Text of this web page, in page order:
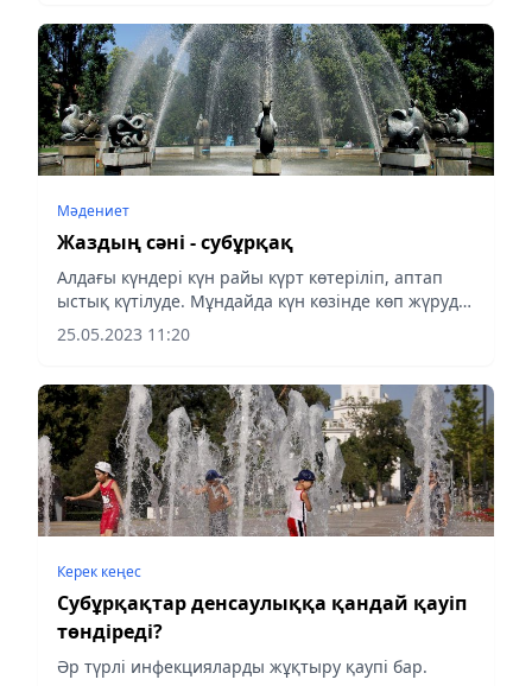
Мәдениет
Алдағы күндері күн райы күрт көтеріліп, аптап
ыстық күтілуде. Мұндайда күн көзінде көп жүрудің
өзі денсаулыққа зиянын тигізеді. Сондықтан қала
көркін әрлендіріп тұрған субұрқақтар жанынан
25.05.2023 11:20
Керек кеңес
Субұрқақтар денсаулыққа қандай қауіп
төндіреді?
Әр түрлі инфекцияларды жұқтыру қаупі бар.